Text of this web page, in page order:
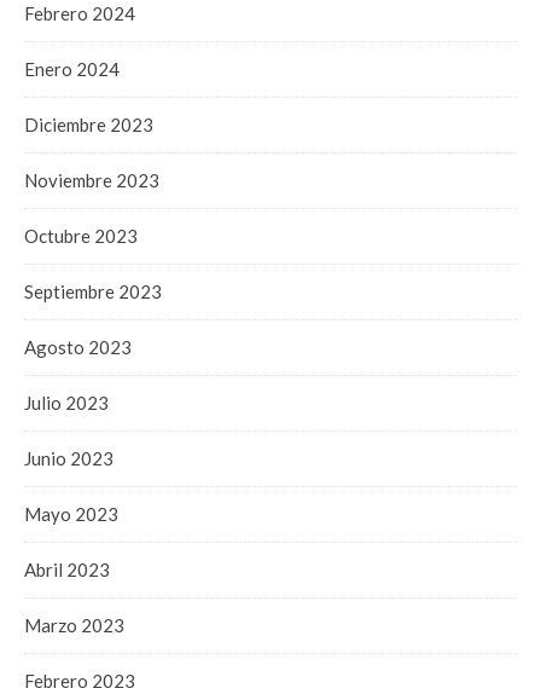
Febrero 2024
Enero 2024
Diciembre 2023
Noviembre 2023
Octubre 2023
Septiembre 2023
Agosto 2023
Julio 2023
Junio 2023
Mayo 2023
Abril 2023
Marzo 2023
Febrero 2023